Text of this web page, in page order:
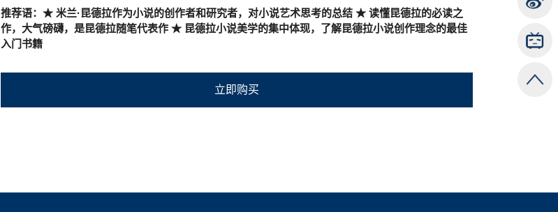
体现，借由此书，我们可以了解作家的艺术观点、风格、技巧，和他对写作的态度、对文学传统的理解，以及
在这个态度背后对人和世界的想法，是对小说存在价值的最佳回答。
推荐语：★ 米兰·昆德拉作为小说的创作者和研究者，对小说艺术思考的总结 ★ 读懂昆德拉的必读之
作，大气磅礴，是昆德拉随笔代表作 ★ 昆德拉小说美学的集中体现，了解昆德拉小说创作理念的最佳
入门书籍
立即购买